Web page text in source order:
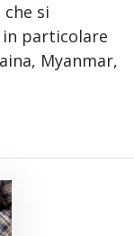
si
in particolare
Myanmar,